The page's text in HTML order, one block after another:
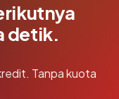
detik.
Tanpa kuota